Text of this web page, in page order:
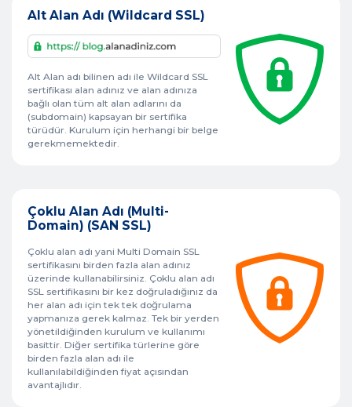
Alt Alan Adı (Wildcard SSL)
Alt Alan adı bilinen adı ile Wildcard SSL
sertifikası alan adınız ve alan adınıza
bağlı olan tüm alt alan adlarını da
(subdomain) kapsayan bir sertifika
türüdür. Kurulum için herhangi bir belge
gerekmemektedir.
Çoklu Alan Adı (Multi-
Domain) (SAN SSL)
Çoklu alan adı yani Multi Domain SSL
sertifikasını birden fazla alan adınız
üzerinde kullanabilirsiniz. Çoklu alan adı
SSL sertifikasını bir kez doğruladığınız da
her alan adı için tek tek doğrulama
yapmanıza gerek kalmaz. Tek bir yerden
yönetildiğinden kurulum ve kullanımı
basittir. Diğer sertifika türlerine göre
birden fazla alan adı ile
kullanılabildiğinden fiyat açısından
avantajlıdır.